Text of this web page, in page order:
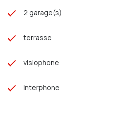
2 garage(s)
terrasse
visiophone
interphone